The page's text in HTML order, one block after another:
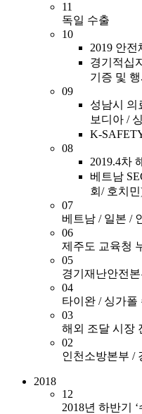
11
독일 수출
10
2019 안
경기적십
기증 및
09
성남시 의
보디아 /
K-
08
2019.4차
베트남
회/ 호치
07
베트남 / 일본 /
06
제주도 교육청
05
경기재난안전
04
타이완 / 싱가폴
03
해외 조달 시장
02
인천소방본부 /
2018
12
2018년 하반기